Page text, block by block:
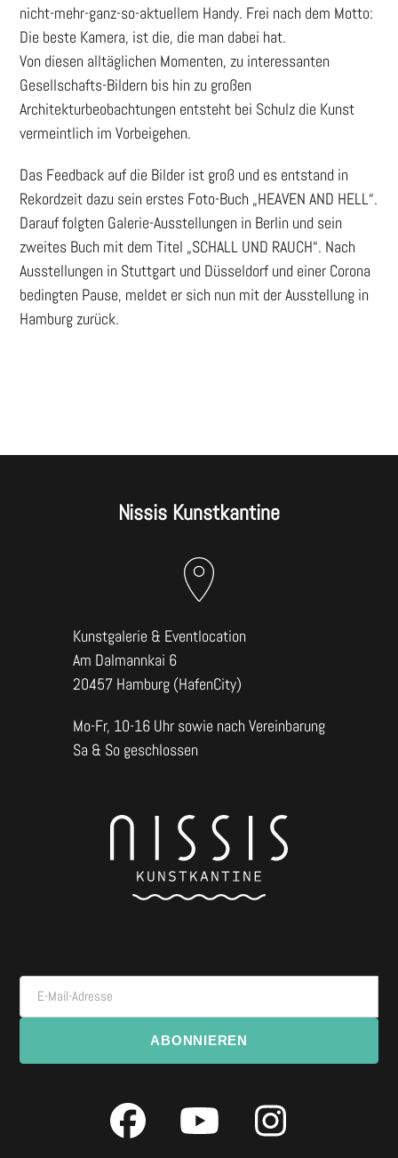
nicht-mehr-ganz-so-aktuellem Handy. Frei nach dem Motto:
Die beste Kamera, ist die, die man dabei hat.
Von diesen alltäglichen Momenten, zu interessanten
Gesellschafts-Bildern bis hin zu großen
Architekturbeobachtungen entsteht bei Schulz die Kunst
vermeintlich im Vorbeigehen.
Das Feedback auf die Bilder ist groß und es entstand in
Rekordzeit dazu sein erstes Foto-Buch „HEAVEN AND HELL“.
Darauf folgten Galerie-Ausstellungen in Berlin und sein
zweites Buch mit dem Titel „SCHALL UND RAUCH“. Nach
Ausstellungen in Stuttgart und Düsseldorf und einer Corona
bedingten Pause, meldet er sich nun mit der Ausstellung in
Hamburg zurück.
Nissis Kunstkantine
Kunstgalerie & Eventlocation
Am Dalmannkai 6
20457 Hamburg (HafenCity)
Mo-Fr, 10-16 Uhr sowie nach Vereinbarung
Sa & So geschlossen
E-Mail-Adresse
ABONNIEREN
Facebook
YouTube